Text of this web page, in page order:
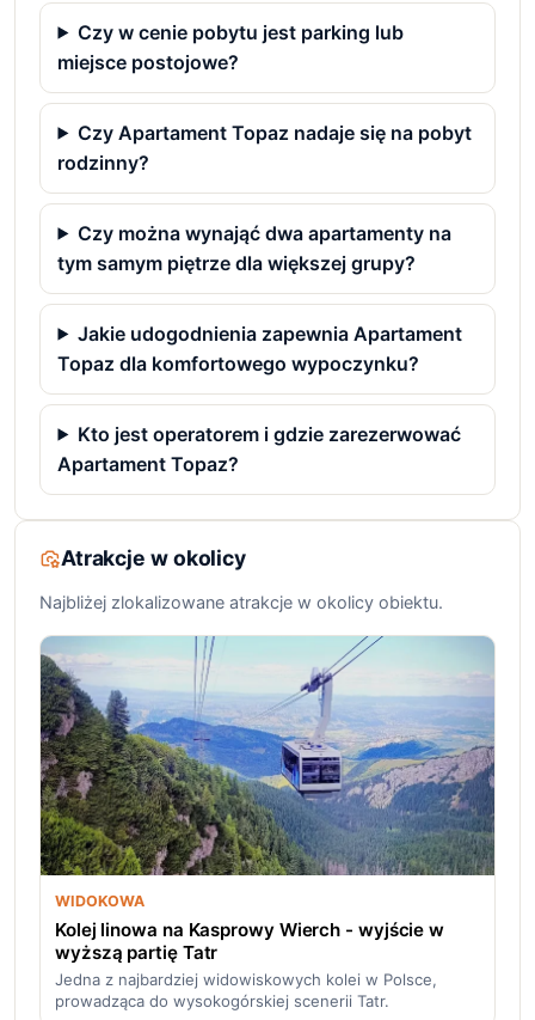
Czy w cenie pobytu jest parking lub
miejsce postojowe?
Czy Apartament Topaz nadaje się na pobyt
rodzinny?
Czy można wynająć dwa apartamenty na
tym samym piętrze dla większej grupy?
Jakie udogodnienia zapewnia Apartament
Topaz dla komfortowego wypoczynku?
Kto jest operatorem i gdzie zarezerwować
Apartament Topaz?
Atrakcje w okolicy
Najbliżej zlokalizowane atrakcje w okolicy obiektu.
WIDOKOWA
Kolej linowa na Kasprowy Wierch - wyjście w
wyższą partię Tatr
Jedna z najbardziej widowiskowych kolei w Polsce,
prowadząca do wysokogórskiej scenerii Tatr.